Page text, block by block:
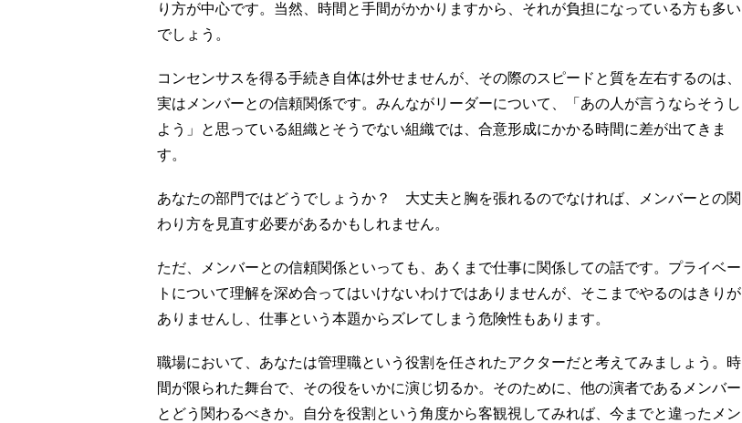
り方が中心です。当然、時間と手間がかかりますから、それが負担になっている方も多い
でしょう。
コンセンサスを得る手続き自体は外せませんが、その際のスピードと質を左右するのは、
実はメンバーとの信頼関係です。みんながリーダーについて、「あの人が言うならそうし
よう」と思っている組織とそうでない組織では、合意形成にかかる時間に差が出てきま
す。
あなたの部門ではどうでしょうか？ 大丈夫と胸を張れるのでなければ、メンバーとの関
わり方を見直す必要があるかもしれません。
ただ、メンバーとの信頼関係といっても、あくまで仕事に関係しての話です。プライベー
トについて理解を深め合ってはいけないわけではありませんが、そこまでやるのはきりが
ありませんし、仕事という本題からズレてしまう危険性もあります。
職場において、あなたは管理職という役割を任されたアクターだと考えてみましょう。時
間が限られた舞台で、その役をいかに演じ切るか。そのために、他の演者であるメンバー
とどう関わるべきか。自分を役割という角度から客観視してみれば、今までと違ったメン